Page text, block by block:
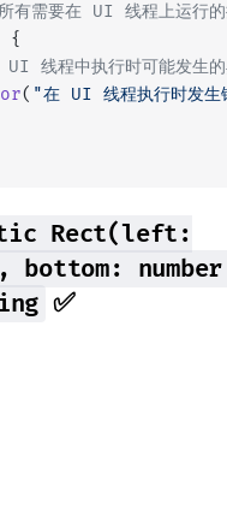
需要在 UI 线程上运行的
{
线程中执行时可能发生的
( "在 UI 线程执行时发
Rect(left:
bottom:
✅